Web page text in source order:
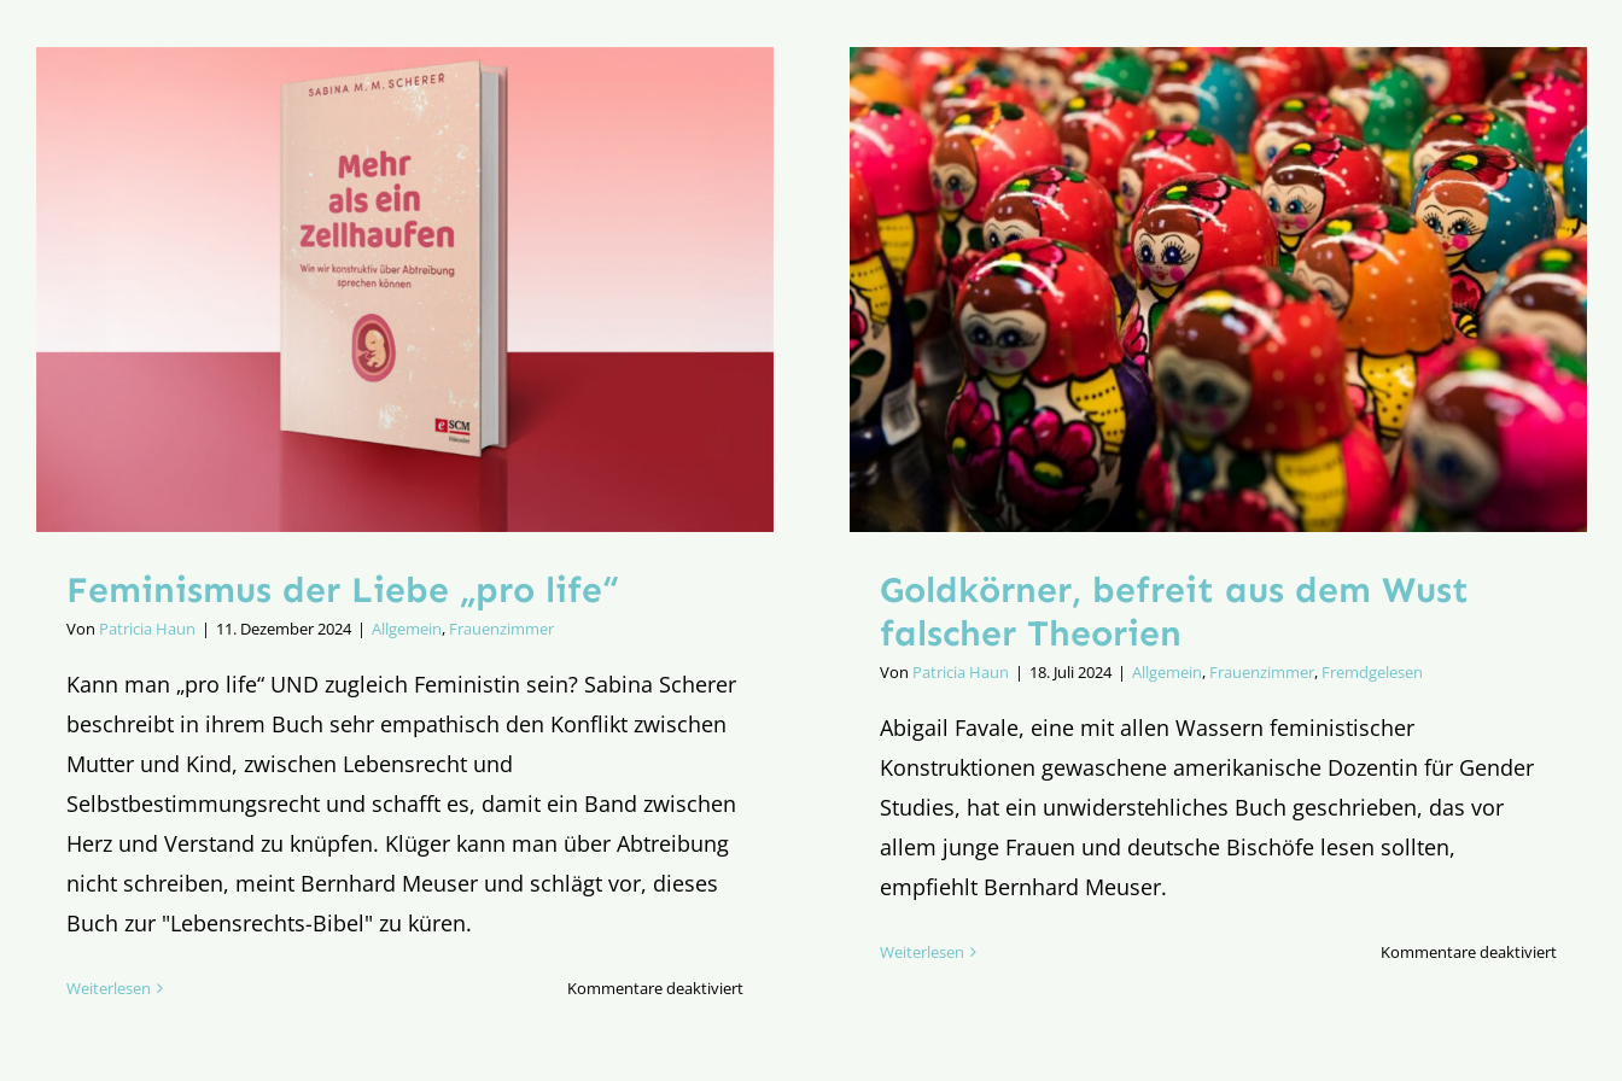
Feminismus der Liebe „pro life“
Von Patricia Haun | 11. Dezember 2024 | Allgemein, Frauenzimmer
Kann man „pro life“ UND zugleich Feministin sein? Sabina Scherer
beschreibt in ihrem Buch sehr empathisch den Konflikt zwischen
Mutter und Kind, zwischen Lebensrecht und
Selbstbestimmungsrecht und schafft es, damit ein Band zwischen
Herz und Verstand zu knüpfen. Klüger kann man über Abtreibung
nicht schreiben, meint Bernhard Meuser und schlägt vor, dieses
Buch zur "Lebensrechts-Bibel" zu küren.
Weiterlesen Kommentare deaktiviertfür
Goldkörner, befreit aus dem Wust
falscher Theorien
Von Patricia Haun | 18. Juli 2024 | Allgemein, Frauenzimmer, Fremdgelesen
Abigail Favale, eine mit allen Wassern feministischer
Konstruktionen gewaschene amerikanische Dozentin für Gender
Studies, hat ein unwiderstehliches Buch geschrieben, das vor
allem junge Frauen und deutsche Bischöfe lesen sollten,
empfiehlt Bernhard Meuser.
Weiterlesen Kommentare deaktiviertfür